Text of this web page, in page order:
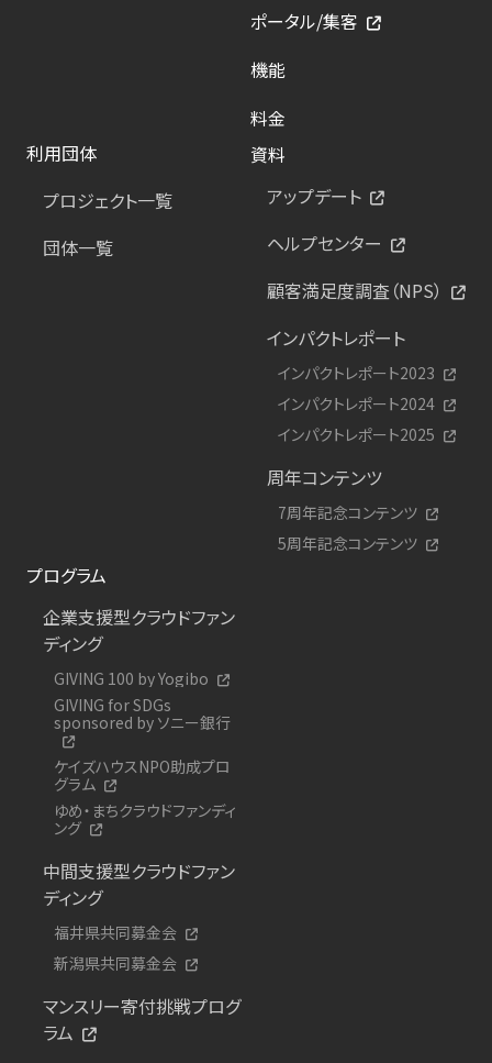
ポータル/集客
機能
料金
利用団体
プロジェクト一覧
団体一覧
資料
アップデート
ヘルプセンター
顧客満足度調査（NPS）
インパクトレポート
インパクトレポート2023
インパクトレポート2024
インパクトレポート2025
周年コンテンツ
7周年記念コンテンツ
5周年記念コンテンツ
プログラム
企業支援型クラウドファン
ディング
GIVING 100 by Yogibo
GIVING for SDGs
sponsored by ソニー銀行
ケイズハウスNPO助成プロ
グラム
ゆめ・まちクラウドファンディ
ング
中間支援型クラウドファン
ディング
福井県共同募金会
新潟県共同募金会
マンスリー寄付挑戦プログ
ラム